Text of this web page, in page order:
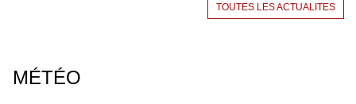
TOUTES LES ACTUALITES
MÉTÉO